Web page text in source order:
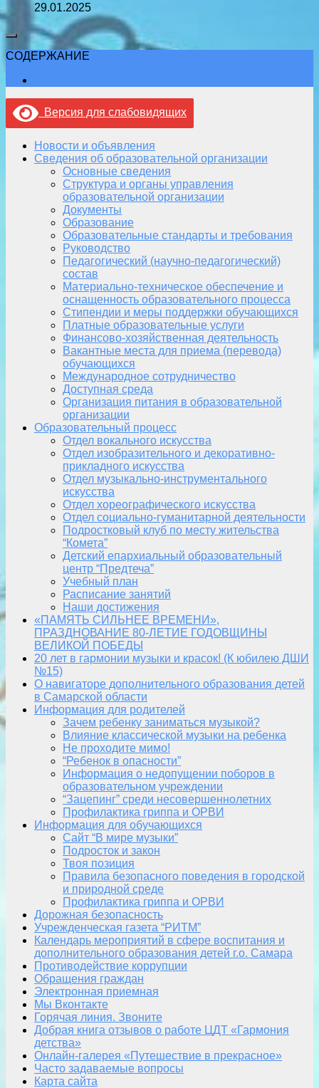
29.01.2025
СОДЕРЖАНИЕ
Версия для слабовидящих
Новости и объявления
Сведения об образовательной организации
Основные сведения
Структура и органы управления
образовательной организации
Документы
Образование
Образовательные стандарты и требования
Руководство
Педагогический (научно-педагогический)
состав
Материально-техническое обеспечение и
оснащенность образовательного процесса
Стипендии и меры поддержки обучающихся
Платные образовательные услуги
Финансово-хозяйственная деятельность
Вакантные места для приема (перевода)
обучающихся
Международное сотрудничество
Доступная среда
Организация питания в образовательной
организации
Образовательный процесс
Отдел вокального искусства
Отдел изобразительного и декоративно-
прикладного искусства
Отдел музыкально-инструментального
искусства
Отдел хореографического искусства
Отдел социально-гуманитарной деятельности
Подростковый клуб по месту жительства
“Комета”
Детский епархиальный образовательный
центр “Предтеча”
Учебный план
Расписание занятий
Наши достижения
«ПАМЯТЬ СИЛЬНЕЕ ВРЕМЕНИ»,
ПРАЗДНОВАНИЕ 80-ЛЕТИЕ ГОДОВЩИНЫ
ВЕЛИКОЙ ПОБЕДЫ
20 лет в гармонии музыки и красок! (К юбилею ДШИ
№15)
О навигаторе дополнительного образования детей
в Самарской области
Информация для родителей
Зачем ребенку заниматься музыкой?
Влияние классической музыки на ребенка
Не проходите мимо!
“Ребенок в опасности”
Информация о недопущении поборов в
образовательном учреждении
“Зацепинг” среди несовершеннолетних
Профилактика гриппа и ОРВИ
Информация для обучающихся
Сайт “В мире музыки”
Подросток и закон
Твоя позиция
Правила безопасного поведения в городской
и природной среде
Профилактика гриппа и ОРВИ
Дорожная безопасность
Учрежденческая газета “РИТМ”
Календарь мероприятий в сфере воспитания и
дополнительного образования детей г.о. Самара
Противодействие коррупции
Обращения граждан
Электронная приемная
Мы Вконтакте
Горячая линия. Звоните
Добрая книга отзывов о работе ЦДТ «Гармония
детства»
Онлайн-галерея «Путешествие в прекрасное»
Часто задаваемые вопросы
Карта сайта